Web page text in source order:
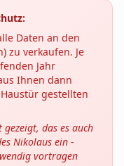
Daten an den
zu verkaufen. Je
Jahr
Ihnen dann
gestellten
das es auch
Nikolaus ein -
vortragen